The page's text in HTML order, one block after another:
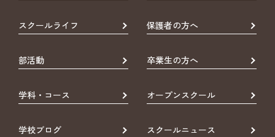
スクールライフ 保護者の方へ
部活動 卒業生の方へ
学科・コース オープンスクール
学校ブログ スクールニュース